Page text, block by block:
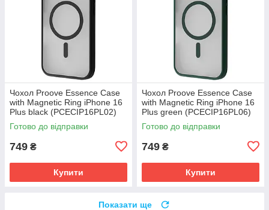
Чохол Proove Essence Case
with Magnetic Ring iPhone 16
Plus black (PCECIP16PL02)
Готово до відправки
749 ₴
Купити
Чохол Proove Essence Case
with Magnetic Ring iPhone 16
Plus green (PCECIP16PL06)
Готово до відправки
749 ₴
Купити
Показати ще